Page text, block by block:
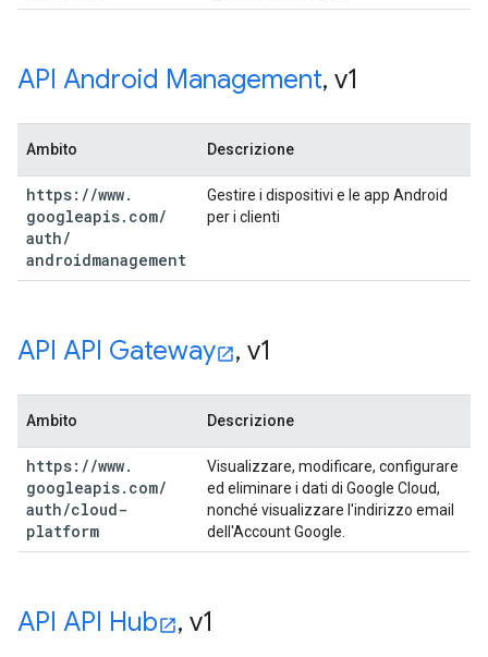
API Android Management, v1
Ambito Descrizione
https: //www.
googleapis. com/
auth/
androidmanagement
Gestire i dispositivi e le app Android
per i clienti
API API Gateway , v1
Ambito Descrizione
https: //www.
googleapis. com/
auth/cloud-
platform
Visualizzare, modificare, configurare
ed eliminare i dati di Google Cloud,
nonché visualizzare l'indirizzo email
dell'Account Google.
API API Hub , v1